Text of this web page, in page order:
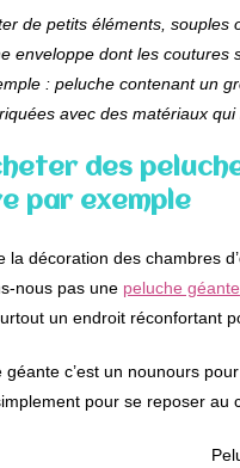
de petits éléments, souples
enveloppe dont les coutures
: peluche contenant un
avec des matériaux
des
par exemple
la décoration des chambres
nous pas une peluche géante
un endroit réconfortant
c’est un nounours
pour se reposer au